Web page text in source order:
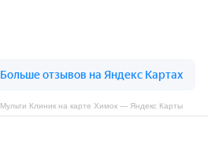
Мульти Клиник на карте Химок — Яндекс Карты